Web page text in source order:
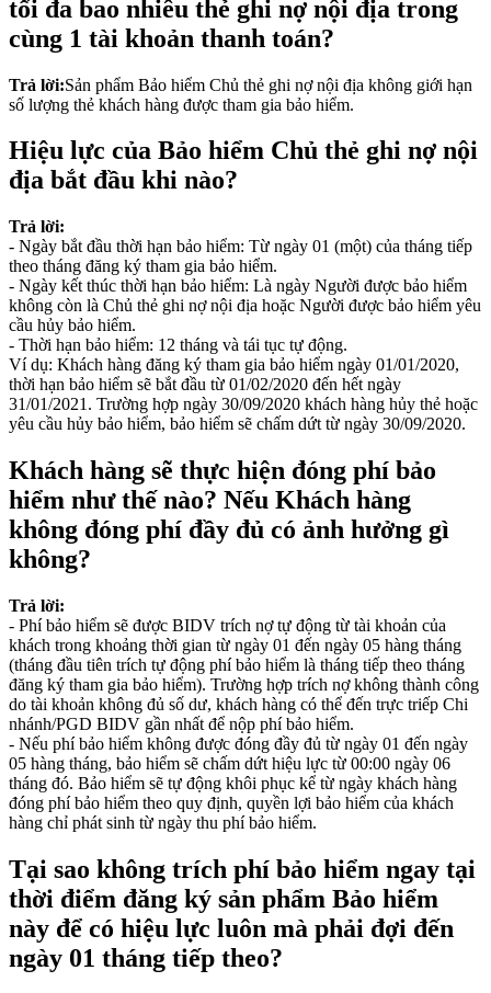
tối đa bao nhiêu thẻ ghi nợ nội địa trong
cùng 1 tài khoản thanh toán?
Trả lời:Sản phẩm Bảo hiểm Chủ thẻ ghi nợ nội địa không giới hạn
số lượng thẻ khách hàng được tham gia bảo hiểm.
Hiệu lực của Bảo hiểm Chủ thẻ ghi nợ nội
địa bắt đầu khi nào?
Trả lời:
- Ngày bắt đầu thời hạn bảo hiểm: Từ ngày 01 (một) của tháng tiếp
theo tháng đăng ký tham gia bảo hiểm.
- Ngày kết thúc thời hạn bảo hiểm: Là ngày Người được bảo hiểm
không còn là Chủ thẻ ghi nợ nội địa hoặc Người được bảo hiểm yêu
cầu hủy bảo hiểm.
- Thời hạn bảo hiểm: 12 tháng và tái tục tự động.
Ví dụ: Khách hàng đăng ký tham gia bảo hiểm ngày 01/01/2020,
thời hạn bảo hiểm sẽ bắt đầu từ 01/02/2020 đến hết ngày
31/01/2021. Trường hợp ngày 30/09/2020 khách hàng hủy thẻ hoặc
yêu cầu hủy bảo hiểm, bảo hiểm sẽ chấm dứt từ ngày 30/09/2020.
Khách hàng sẽ thực hiện đóng phí bảo
hiểm như thế nào? Nếu Khách hàng
không đóng phí đầy đủ có ảnh hưởng gì
không?
Trả lời:
- Phí bảo hiểm sẽ được BIDV trích nợ tự động từ tài khoản của
khách trong khoảng thời gian từ ngày 01 đến ngày 05 hàng tháng
(tháng đầu tiên trích tự động phí bảo hiểm là tháng tiếp theo tháng
đăng ký tham gia bảo hiểm). Trường hợp trích nợ không thành công
do tài khoản không đủ số dư, khách hàng có thể đến trực triếp Chi
nhánh/PGD BIDV gần nhất để nộp phí bảo hiểm.
- Nếu phí bảo hiểm không được đóng đầy đủ từ ngày 01 đến ngày
05 hàng tháng, bảo hiểm sẽ chấm dứt hiệu lực từ 00:00 ngày 06
tháng đó. Bảo hiểm sẽ tự động khôi phục kể từ ngày khách hàng
đóng phí bảo hiểm theo quy định, quyền lợi bảo hiểm của khách
hàng chỉ phát sinh từ ngày thu phí bảo hiểm.
Tại sao không trích phí bảo hiểm ngay tại
thời điểm đăng ký sản phẩm Bảo hiểm
này để có hiệu lực luôn mà phải đợi đến
ngày 01 tháng tiếp theo?